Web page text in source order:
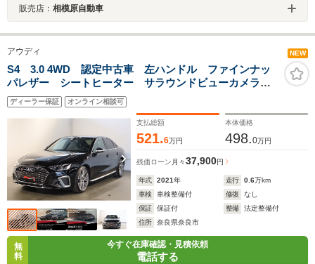
販売店： 相模原自動車
アウディ NEW
S4 3.0 4WD 認定中古車 左ハンドル ファインナッ
パレザー シートヒーター サラウンドビューカメラ
マトリクスLEDヘッドライト ダイナミックステアリン
グ プライバシーガラス
ディーラー保証 オンライン相談可
支払総額
521.6万円
本体価格
498.0万円
残価ローン 月々37,900円
年式 2021年 走行 0.6万km
車検
車検整備付 修復
なし
保証
保証付 整備
法定整備付
住所
奈良県奈良市
無
料
今すぐ在庫確認・見積依頼
電話する